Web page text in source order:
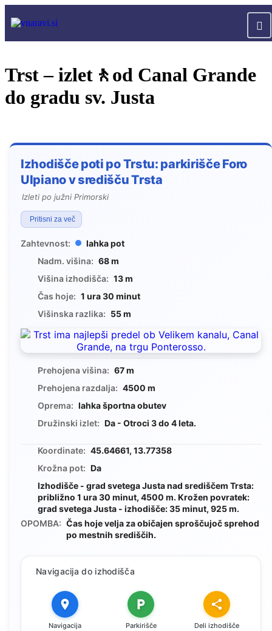
Trst – izlet🚶od Canal Grande
do gradu sv. Justa
Izhodišče poti po Trstu: parkirišče Foro
Ulpiano v središču Trsta
Izleti po južni Primorski
Pritisni za več
Zahtevnost:
lahka pot
Nadm. višina: 68 m
Višina izhodišča: 13 m
Čas hoje: 1 ura 30 minut
Višinska razlika: 55 m
Prehojena višina: 67 m
Prehojena razdalja: 4500 m
Oprema: lahka športna obutev
Družinski izlet: Da - Otroci 3 do 4 leta.
Koordinate: 45.64661, 13.77358
Krožna pot: Da
Izhodišče - grad svetega Justa nad središčem Trsta:
približno 1 ura 30 minut, 4500 m. Krožen povratek:
grad svetega Justa - izhodišče: 35 minut, 925 m.
OPOMBA: Čas hoje velja za običajen sproščujoč sprehod
po mestnih središčih.
Navigacija do izhodišča
Navigacija Parkirišče Deli izhodišče